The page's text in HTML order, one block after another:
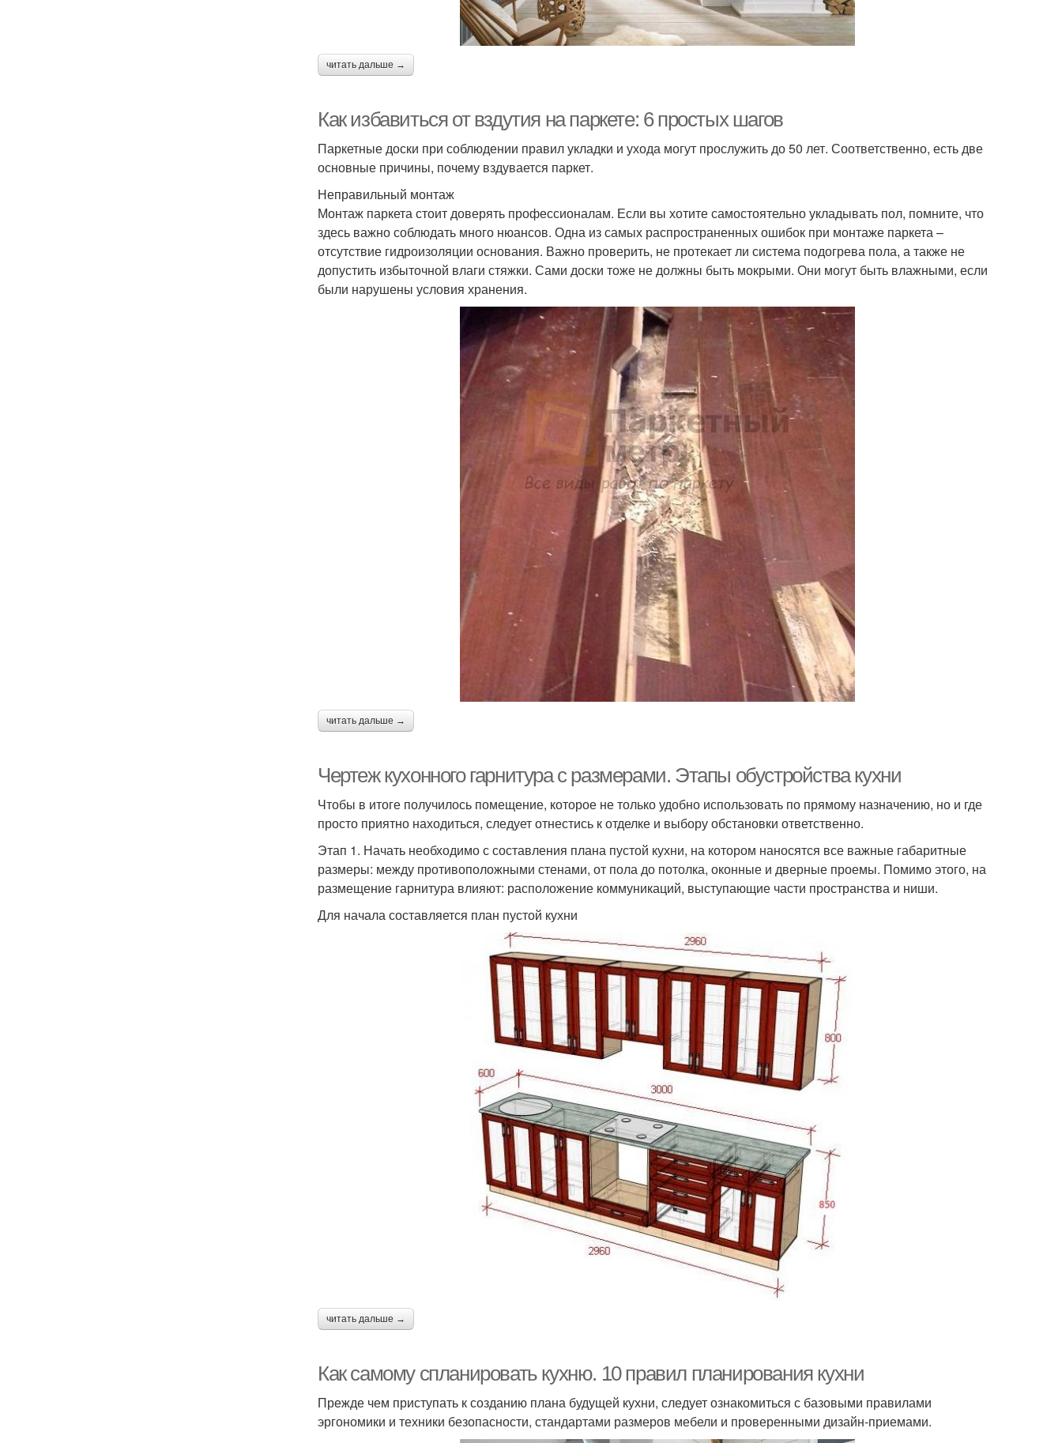
читать дальше →
Как избавиться от вздутия на паркете: 6 простых шагов
Паркетные доски при соблюдении правил укладки и ухода могут прослужить до 50 лет. Соответственно, есть две
основные причины, почему вздувается паркет.
Неправильный монтаж
Монтаж паркета стоит доверять профессионалам. Если вы хотите самостоятельно укладывать пол, помните, что
здесь важно соблюдать много нюансов. Одна из самых распространенных ошибок при монтаже паркета –
отсутствие гидроизоляции основания. Важно проверить, не протекает ли система подогрева пола, а также не
допустить избыточной влаги стяжки. Сами доски тоже не должны быть мокрыми. Они могут быть влажными, если
были нарушены условия хранения.
читать дальше →
Чертеж кухонного гарнитура с размерами. Этапы обустройства кухни
Чтобы в итоге получилось помещение, которое не только удобно использовать по прямому назначению, но и где
просто приятно находиться, следует отнестись к отделке и выбору обстановки ответственно.
Этап 1. Начать необходимо с составления плана пустой кухни, на котором наносятся все важные габаритные
размеры: между противоположными стенами, от пола до потолка, оконные и дверные проемы. Помимо этого, на
размещение гарнитура влияют: расположение коммуникаций, выступающие части пространства и ниши.
Для начала составляется план пустой кухни
читать дальше →
Как самому спланировать кухню. 10 правил планирования кухни
Прежде чем приступать к созданию плана будущей кухни, следует ознакомиться с базовыми правилами
эргономики и техники безопасности, стандартами размеров мебели и проверенными дизайн-приемами.